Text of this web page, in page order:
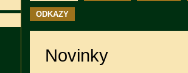
ODKAZY
Novinky